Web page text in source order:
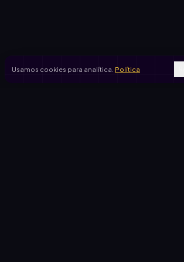
Usamos cookies para analítica. Política